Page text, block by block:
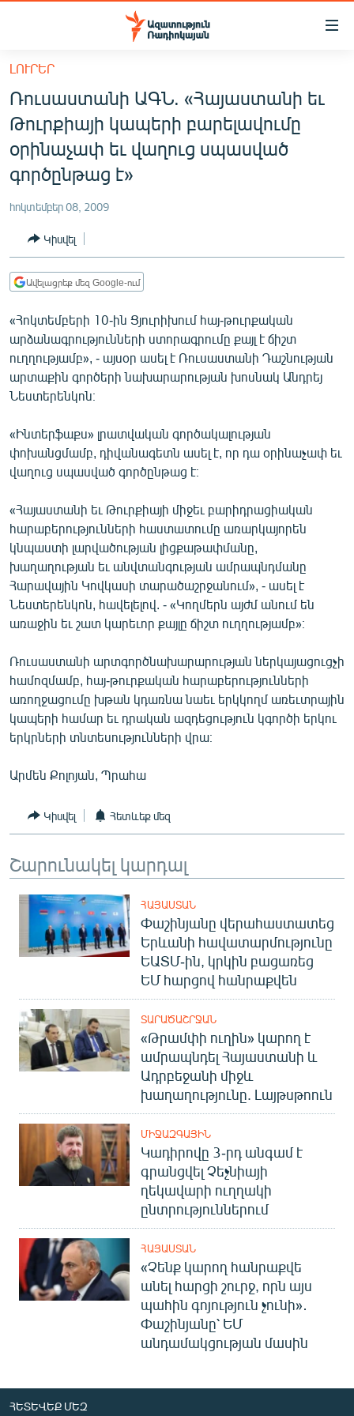
Մատչելիության
հիմնական
բովանդակությանը
Անցնել
հիմնական
մենյուին
Որոնում
ՔԱՂԱՔԱԿԱՆ
ԸՆՏՐՈՒԹՅՈՒՆՆԵՐ 2026
ՏՆՏԵՍՈՒԹՅՈՒՆ
ՂԱՐԱԲԱՂ
ՏԱՐԱԾԱՇՐՋԱՆ
ՄԻՋԱԶԳԱՅԻՆ
ՄՇԱԿՈՒՅԹ
ՄԵԿՆԱԲԱՆՈՒԹՅՈՒՆ
ՏՏ ԵՒ ԻՆՏԵՐՆԵՏ
ԿՈՐՈՆԱՎԻՐՈՒՍ
ԱՐԽԻՎ
ՏԵՍԱՆՅՈՒԹԵՐ
ԲԱՆԱՎԵՃ
ՁԳՏԵԼՈՎ ԼԱՎԱԳՈՒՅՆԻՆ
Հայերեն
English
«Ազատության» բոլոր կայքերը
ԼՈՒՐԵՐ
Ռուսաստանի ԱԳՆ. «Հայաստանի եւ
Թուրքիայի կապերի բարելավումը
օրինաչափ եւ վաղուց սպասված
գործընթաց է»
հոկտեմբեր 08, 2009
Կիսվել
Ավելացրեք մեզ Google-ում
«Հոկտեմբերի 10-ին Ցյուրիխում հայ-թուրքական
արձանագրությունների ստորագրումը քայլ է ճիշտ
ուղղությամբ», - այսօր ասել է Ռուսաստանի Դաշնության
արտաքին գործերի նախարարության խոսնակ Անդրեյ
Նեստերենկոն։
«Ինտերֆաքս» լրատվական գործակալության
փոխանցմամբ, դիվանագետն ասել է, որ դա օրինաչափ եւ
վաղուց սպասված գործընթաց է։
«Հայաստանի եւ Թուրքիայի միջեւ բարիդրացիական
հարաբերությունների հաստատումը առարկայորեն
կնպաստի լարվածության լիցքաթափմանը,
խաղաղության եւ անվտանգության ամրապնդմանը
Հարավային Կովկասի տարածաշրջանում», - ասել է
Նեստերենկոն, հավելելով. - «Կողմերն այժմ անում են
առաջին եւ շատ կարեւոր քայլը ճիշտ ուղղությամբ»։
Ռուսաստանի արտգործնախարարության ներկայացուցչի
համոզմամբ, հայ-թուրքական հարաբերությունների
առողջացումը խթան կդառնա նաեւ երկկողմ առեւտրային
կապերի համար եւ դրական ազդեցություն կգործի երկու
երկրների տնտեսությունների վրա։
Արմեն Քոլոյան, Պրահա
Կիսվել Հետևեք մեզ
Շարունակել կարդալ
ՀԱՅԱՍՏԱՆ
Փաշինյանը վերահաստատեց
Երևանի հավատարմությունը
ԵԱՏՄ-ին, կրկին բացառեց
ԵՄ հարցով հանրաքվեն
ՏԱՐԱԾԱՇՐՋԱՆ
«Թրամփի ուղին» կարող է
ամրապնդել Հայաստանի և
Ադրբեջանի միջև
խաղաղությունը. Լայթսթոուն
ՄԻՋԱԶԳԱՅԻՆ
Կադիրովը 3-րդ անգամ է
գրանցվել Չեչնիայի
ղեկավարի ուղղակի
ընտրություններում
ՀԱՅԱՍՏԱՆ
«Չենք կարող հանրաքվե
անել հարցի շուրջ, որն այս
պահին գոյություն չունի»․
Փաշինյանը՝ ԵՄ
անդամակցության մասին
ՀԵՏԵՎԵՔ ՄԵԶ